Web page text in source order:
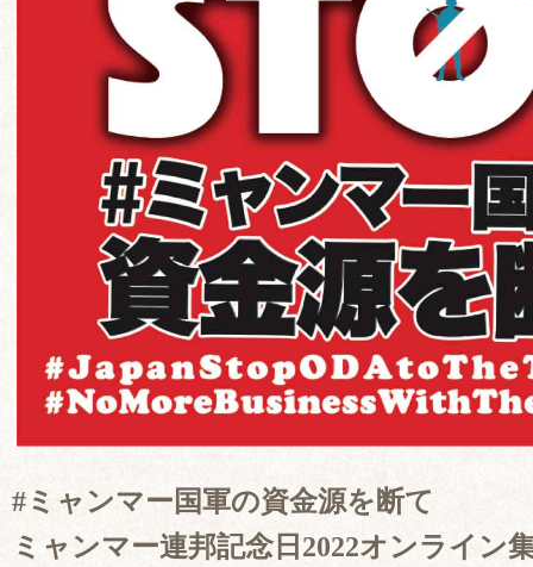
#ミャンマー国軍の資金源を断て
ミャンマー連邦記念日2022オンライン